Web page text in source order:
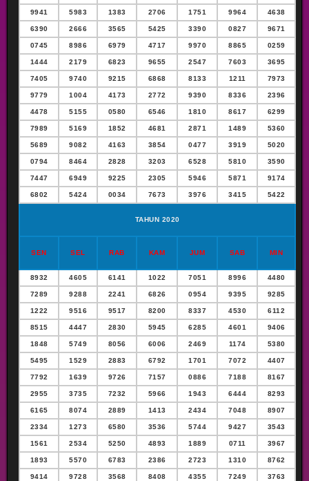
9941 5983 1383 2706 1751 9964 4638
6390 2666 3565 5425 3390 0827 9671
0745 8986 6979 4717 9970 8865 0259
1444 2179 6823 9655 2547 7603 3695
7405 9740 9215 6868 8133 1211 7973
9779 1004 4173 2772 9390 8336 2396
4478 5155 0580 6546 1810 8617 6299
7989 5169 1852 4681 2871 1489 5360
5689 9082 4163 3854 0477 3919 5020
0794 8464 2828 3203 6528 5810 3590
7447 6949 9225 2305 5946 5871 9174
6802 5424 0034 7673 3976 3415 5422
TAHUN 2020
SEN SEL RAB KAM JUM SAB MIN
8932 4605 6141 1022 7051 8996 4480
7289 9288 2241 6826 0954 9395 9285
1222 9516 9517 8200 8337 4530 6112
8515 4447 2830 5945 6285 4601 9406
1848 5749 8056 6006 2469 1174 5380
5495 1529 2883 6792 1701 7072 4407
7792 1639 9726 7157 0886 7188 8167
2955 3735 7232 5966 1943 6444 8293
6165 8074 2889 1413 2434 7048 8907
2334 1273 6580 3536 5744 9427 3543
1561 2534 5250 4893 1889 0711 3967
1893 5570 6783 2386 2723 1310 8762
9414 9728 3568 8408 4355 7249 3763